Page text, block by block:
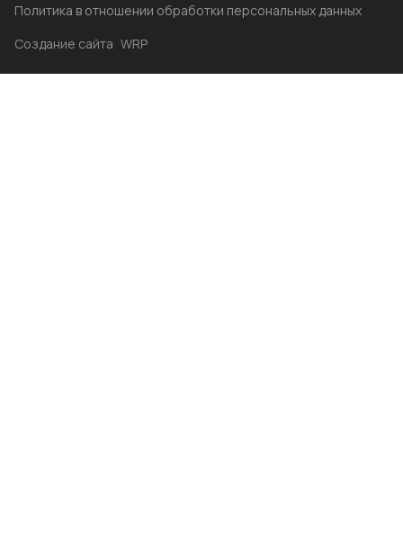
Политика в отношении обработки персональных данных
Создание сайта WRP